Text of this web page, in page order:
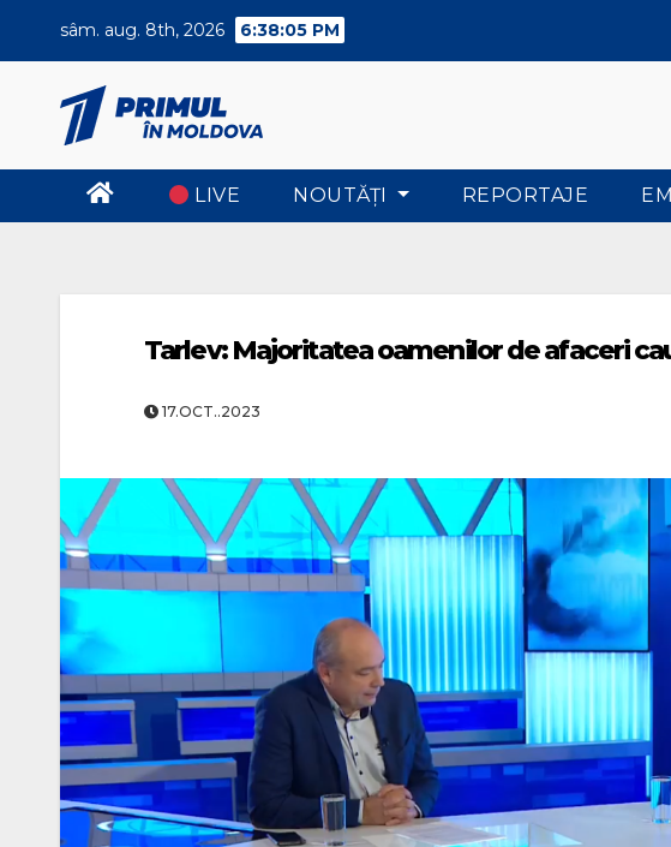
sâm. aug. 8th, 2026 6:38:06 PM
LIVE NOUTĂŢI REPORTAJE
Tarlev: Majoritatea oamenilor de afaceri
17.OCT..2023